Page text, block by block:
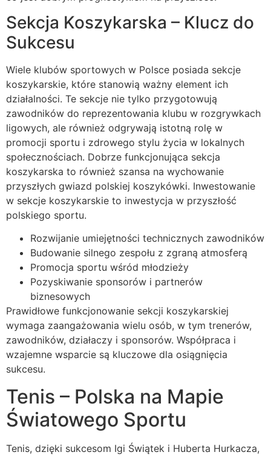
Sekcja Koszykarska – Klucz do
Sukcesu
Wiele klubów sportowych w Polsce posiada sekcje
koszykarskie, które stanowią ważny element ich
działalności. Te sekcje nie tylko przygotowują
zawodników do reprezentowania klubu w rozgrywkach
ligowych, ale również odgrywają istotną rolę w
promocji sportu i zdrowego stylu życia w lokalnych
społecznościach. Dobrze funkcjonująca sekcja
koszykarska to również szansa na wychowanie
przyszłych gwiazd polskiej koszykówki. Inwestowanie
w sekcje koszykarskie to inwestycja w przyszłość
polskiego sportu.
Rozwijanie umiejętności technicznych zawodników
Budowanie silnego zespołu z zgraną atmosferą
Promocja sportu wśród młodzieży
Pozyskiwanie sponsorów i partnerów
biznesowych
Prawidłowe funkcjonowanie sekcji koszykarskiej
wymaga zaangażowania wielu osób, w tym trenerów,
zawodników, działaczy i sponsorów. Współpraca i
wzajemne wsparcie są kluczowe dla osiągnięcia
sukcesu.
Tenis – Polska na Mapie
Światowego Sportu
Tenis, dzięki sukcesom Igi Świątek i Huberta Hurkacza,